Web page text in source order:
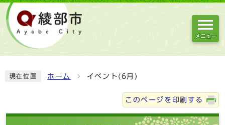
メニュー
現在位置 ホーム イベント(6月)
このページを印刷する